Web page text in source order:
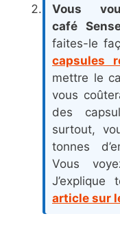
Vous
café
faites-le
capsules
mettre le
vous
des
surtout,
tonnes
Vous
article sur